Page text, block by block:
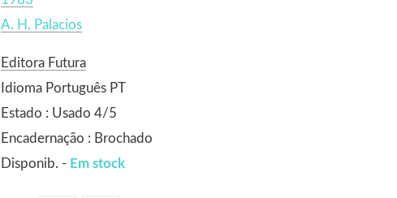
A. H. Palacios
Editora Futura
Idioma Português PT
Estado : Usado 4/5
Encadernação : Brochado
Disponib. - Em stock